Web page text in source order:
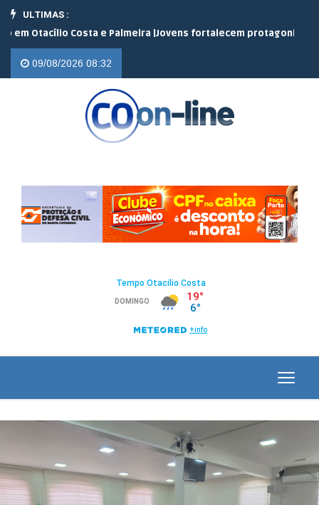
ULTIMAS :
Costa e Palmeira |Jovens fortalecem protagonismo no
09/08/2026 08:32